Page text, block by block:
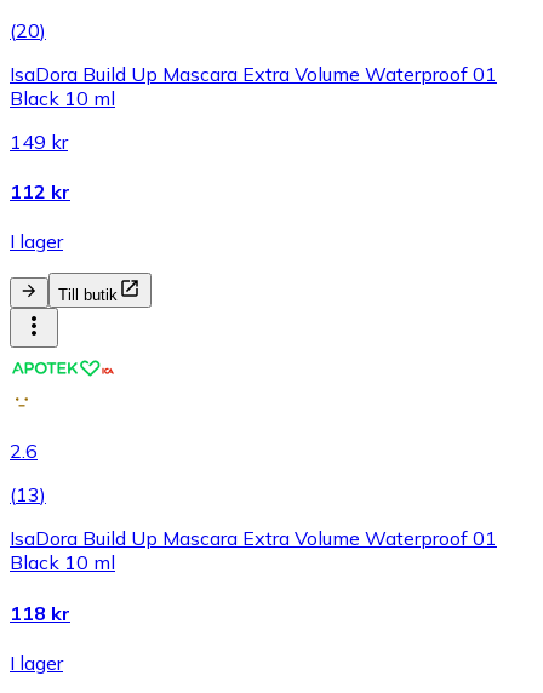
(20)
IsaDora Build Up Mascara Extra Volume Waterproof 01
Black 10 ml
149 kr
112 kr
I lager
Till butik
2.6
(13)
IsaDora Build Up Mascara Extra Volume Waterproof 01
Black 10 ml
118 kr
I lager